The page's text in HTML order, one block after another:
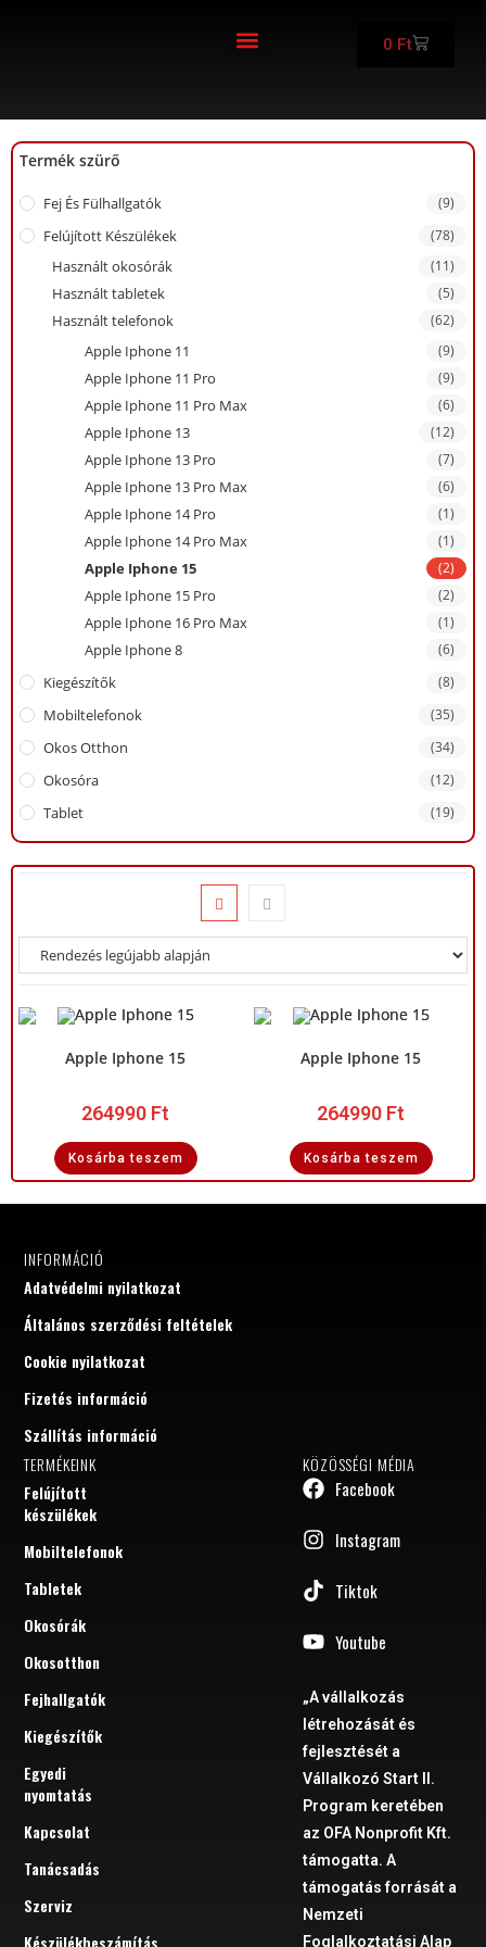
0 Ft
Termék szürő
Fej És Fülhallgatók (9)
Felújított Készülékek (78)
Használt okosórák (11)
Használt tabletek (5)
Használt telefonok (62)
Apple Iphone 11 (9)
Apple Iphone 11 Pro (9)
Apple Iphone 11 Pro Max (6)
Apple Iphone 13 (12)
Apple Iphone 13 Pro (7)
Apple Iphone 13 Pro Max (6)
Apple Iphone 14 Pro (1)
Apple Iphone 14 Pro Max (1)
Apple Iphone 15 (2)
Apple Iphone 15 Pro (2)
Apple Iphone 16 Pro Max (1)
Apple Iphone 8 (6)
Kiegészítők (8)
Mobiltelefonok (35)
Okos Otthon (34)
Okosóra (12)
Tablet (19)
Apple Iphone 15
264990 Ft
Kosárba teszem
Apple Iphone 15
264990 Ft
Kosárba teszem
INFORMÁCIÓ
Adatvédelmi nyilatkozat
Általános szerződési feltételek
Cookie nyilatkozat
Fizetés információ
Szállítás információ
TERMÉKEINK
Felújított
készülékek
Mobiltelefonok
Tabletek
Okosórák
Okosotthon
Fejhallgatók
Kiegészítők
Egyedi
nyomtatás
Kapcsolat
Tanácsadás
Szerviz
Készülékbeszámítás
KÖZÖSSÉGI MÉDIA
Facebook
Instagram
Tiktok
Youtube
„A vállalkozás
létrehozását és
fejlesztését a
Vállalkozó Start II.
Program keretében
az OFA Nonprofit Kft.
támogatta. A
támogatás forrását a
Nemzeti
Foglalkoztatási Alap